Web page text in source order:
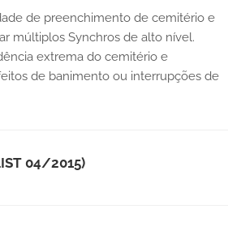
de preenchimento de cemitério e
múltiplos Synchros de alto nível.
extrema do cemitério e
de banimento ou interrupções de
04/2015)